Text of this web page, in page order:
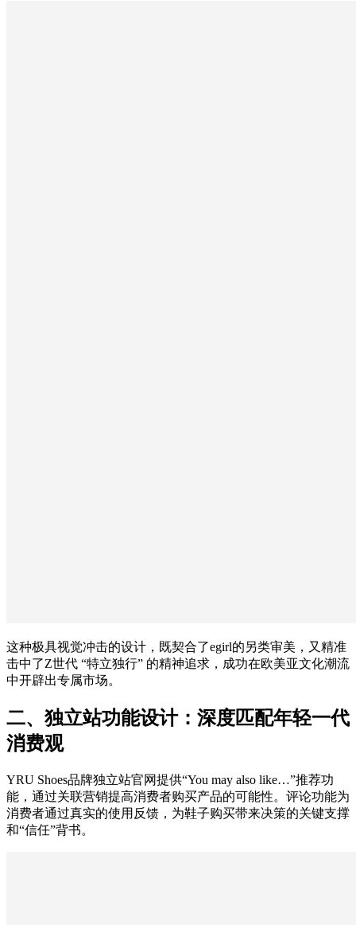
这种极具视觉冲击的设计，既契合了egirl的另类审美，又精准
击中了Z世代 “特立独行” 的精神追求，成功在欧美亚文化潮流
中开辟出专属市场。
二、独立站功能设计：深度匹配年轻一代
消费观
YRU Shoes品牌独立站官网提供“You may also like…”推荐功
能，通过关联营销提高消费者购买产品的可能性。评论功能为
消费者通过真实的使用反馈，为鞋子购买带来决策的关键支撑
和“信任”背书。